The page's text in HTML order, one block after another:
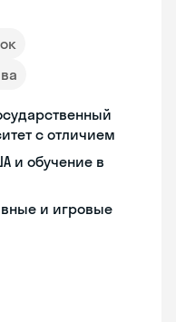
с отличием
и обучение в
и игровые